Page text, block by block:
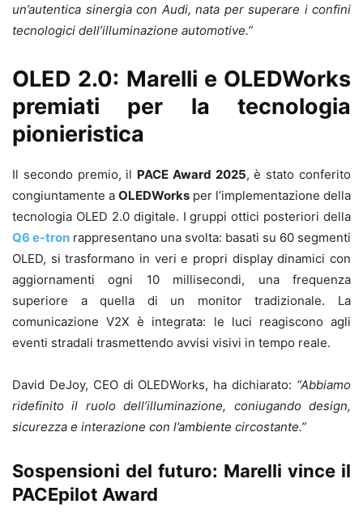
un’autentica sinergia con Audi, nata per superare i confini
tecnologici dell’illuminazione automotive.”
OLED 2.0: Marelli e OLEDWorks
premiati per la tecnologia
pionieristica
Il secondo premio, il PACE Award 2025, è stato conferito
congiuntamente a OLEDWorks per l’implementazione della
tecnologia OLED 2.0 digitale. I gruppi ottici posteriori della
Q6 e-tron rappresentano una svolta: basati su 60 segmenti
OLED, si trasformano in veri e propri display dinamici con
aggiornamenti ogni 10 millisecondi, una frequenza
superiore a quella di un monitor tradizionale. La
comunicazione V2X è integrata: le luci reagiscono agli
eventi stradali trasmettendo avvisi visivi in tempo reale.
David DeJoy, CEO di OLEDWorks, ha dichiarato: “Abbiamo
ridefinito il ruolo dell’illuminazione, coniugando design,
sicurezza e interazione con l’ambiente circostante.”
Sospensioni del futuro: Marelli vince il
PACEpilot Award